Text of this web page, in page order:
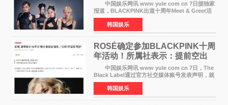
中国娱乐网讯 www yule com cn 7日据独家
报道，BLACKPINK出道十周年Meet & Greet活
动将由智秀、ROS&Eacute;、JENNIE出席，
LISA将缺席。 此前BLACKPINK所属社YG并
未为组合出道十周年做
韩国娱乐
ROSÉ确定参加BLACKPINK十周
年活动！所属社表示：提前空出
了时间
中国娱乐网讯 www yule com cn 7日，The
Black Label通过官方社交媒体账号发表声明，就
近期网络上关于ROS&Eacute;个人行程及是否参
加BLACKPINK出道纪念活动的种种猜测作出正
式回应。 Th
韩国娱乐